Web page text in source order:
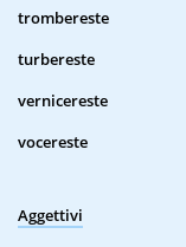
trombereste
turbereste
vernicereste
vocereste
Aggettivi